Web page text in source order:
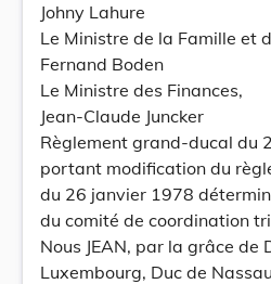
Johny Lahure
Le Ministre de la Famille et
Fernand Boden
Le Ministre des Finances,
Jean-Claude Juncker
Règlement grand-ducal du
portant modification du
du 26 janvier 1978
du comité de coordination
Nous JEAN, par la grâce de
Luxembourg, Duc de